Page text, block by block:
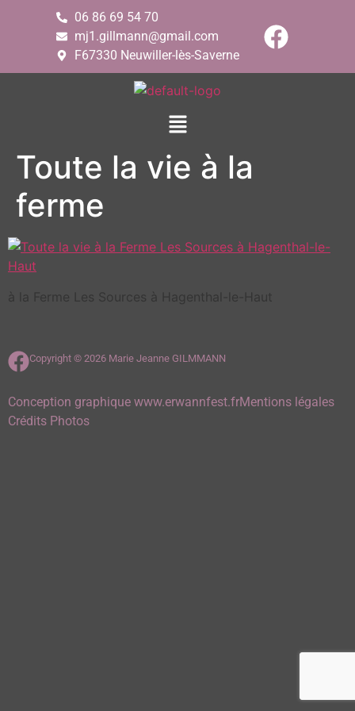
06 86 69 54 70
mj1.gillmann@gmail.com
F67330 Neuwiller-lès-Saverne
Toute la vie à la
ferme
à la Ferme Les Sources à Hagenthal-le-Haut
Copyright © 2026 Marie Jeanne GILMMANN
Conception graphique www.erwannfest.frMentions légales
Crédits Photos